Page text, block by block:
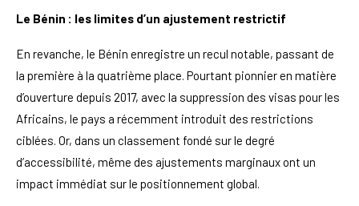
Le Bénin : les limites d’un ajustement restrictif
En revanche, le Bénin enregistre un recul notable, passant de
la première à la quatrième place. Pourtant pionnier en matière
d’ouverture depuis 2017, avec la suppression des visas pour les
Africains, le pays a récemment introduit des restrictions
ciblées. Or, dans un classement fondé sur le degré
d’accessibilité, même des ajustements marginaux ont un
impact immédiat sur le positionnement global.